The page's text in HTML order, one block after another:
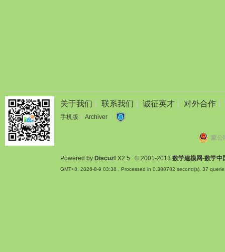
关于我们 联系我们 诚征英才 对外合作
手机版 Archiver
蒙公
Powered by Discuz! X2.5 © 2001-2013 数学建模网-数学中
GMT+8, 2026-8-9 03:38 , Processed in 0.388782 second(s), 37